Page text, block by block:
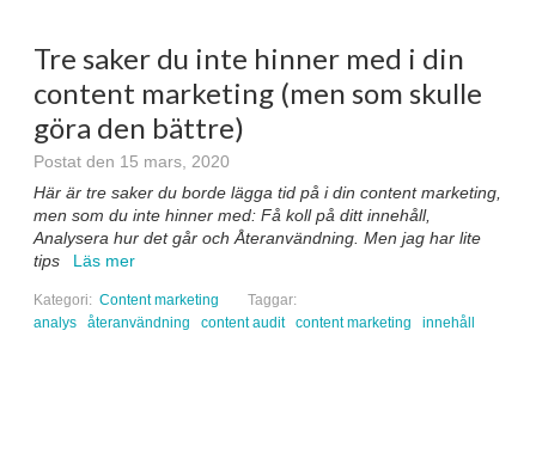
Tre saker du inte hinner med i din
content marketing (men som skulle
göra den bättre)
Postat den 15 mars, 2020
Här är tre saker du borde lägga tid på i din content marketing,
men som du inte hinner med: Få koll på ditt innehåll,
Analysera hur det går och Återanvändning. Men jag har lite
tips
Läs mer
Kategori: Content marketing
Taggar:
analys
återanvändning content audit content marketing innehåll